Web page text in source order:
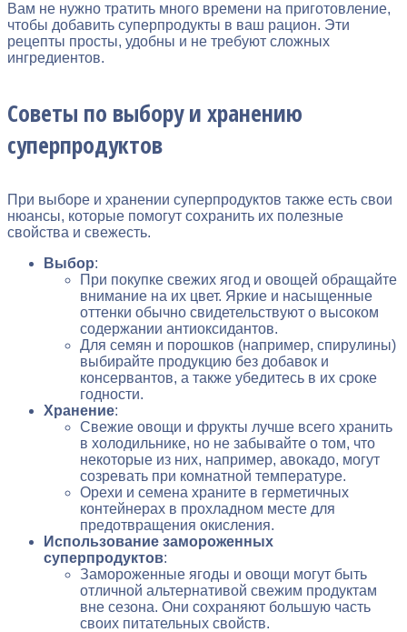
Вам не нужно тратить много времени на приготовление,
чтобы добавить суперпродукты в ваш рацион. Эти
рецепты просты, удобны и не требуют сложных
ингредиентов.
Советы по выбору и хранению
суперпродуктов
При выборе и хранении суперпродуктов также есть свои
нюансы, которые помогут сохранить их полезные
свойства и свежесть.
Выбор:
При покупке свежих ягод и овощей обращайте
внимание на их цвет. Яркие и насыщенные
оттенки обычно свидетельствуют о высоком
содержании антиоксидантов.
Для семян и порошков (например, спирулины)
выбирайте продукцию без добавок и
консервантов, а также убедитесь в их сроке
годности.
Хранение:
Свежие овощи и фрукты лучше всего хранить
в холодильнике, но не забывайте о том, что
некоторые из них, например, авокадо, могут
созревать при комнатной температуре.
Орехи и семена храните в герметичных
контейнерах в прохладном месте для
предотвращения окисления.
Использование замороженных
суперпродуктов:
Замороженные ягоды и овощи могут быть
отличной альтернативой свежим продуктам
вне сезона. Они сохраняют большую часть
своих питательных свойств.